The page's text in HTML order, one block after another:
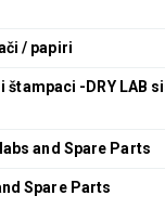
/ papiri
štampaci -DRY LAB
and Spare Parts
Spare Parts